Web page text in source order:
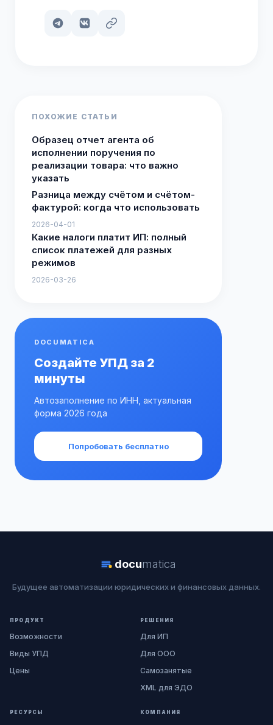
ПОХОЖИЕ СТАТЬИ
Образец отчет агента об
исполнении поручения по
реализации товара: что важно
указать
Разница между счётом и счётом-
фактурой: когда что использовать
2026-04-01
Какие налоги платит ИП: полный
список платежей для разных
режимов
2026-03-26
DOCUMATICA
Создайте УПД за 2
минуты
Автозаполнение по ИНН, актуальная
форма 2026 года
Попробовать бесплатно
documatica
Будущее автоматизации юридических и финансовых данных.
ПРОДУКТ
Возможности
Виды УПД
Цены
РЕШЕНИЯ
Для ИП
Для ООО
Самозанятые
XML для ЭДО
РЕСУРСЫ КОМПАНИЯ